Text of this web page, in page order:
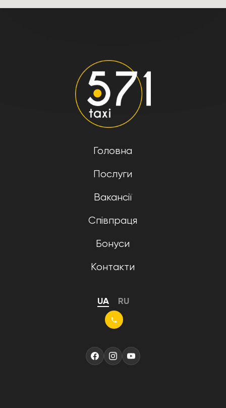
Головна
Послуги
Вакансії
Співпраця
Бонуси
Контакти
UA RU